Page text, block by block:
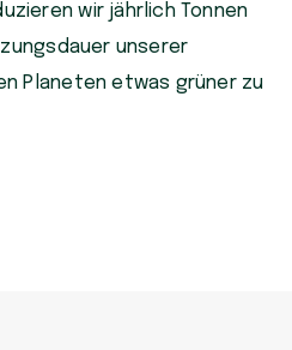
wir jährlich Tonnen
unserer
Planeten etwas grüner zu